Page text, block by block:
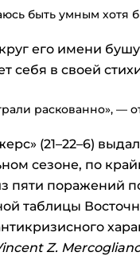
быть умным хотя
его имени
себя в своей
раскованно», —
(21–22–6)
сезоне, по
пяти поражений
таблицы
Z.